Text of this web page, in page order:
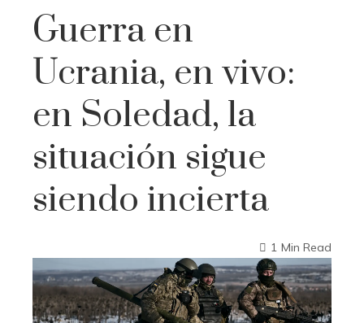
Guerra en
Ucrania, en vivo:
en Soledad, la
situación sigue
siendo incierta
1 Min Read